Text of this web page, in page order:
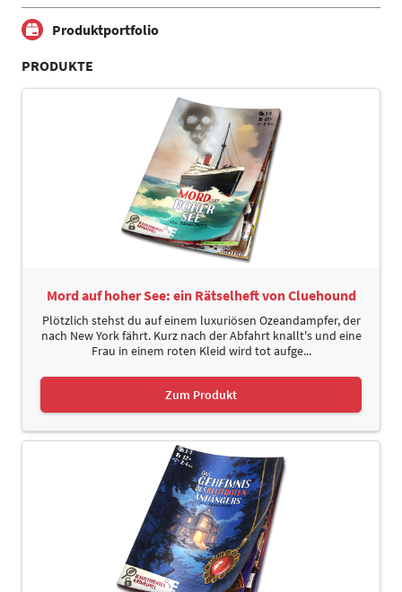
Produktportfolio
PRODUKTE
Mord auf hoher See: ein Rätselheft von Cluehound
Plötzlich stehst du auf einem luxuriösen Ozeandampfer, der
nach New York fährt. Kurz nach der Abfahrt knallt's und eine
Frau in einem roten Kleid wird tot aufge...
Zum Produkt